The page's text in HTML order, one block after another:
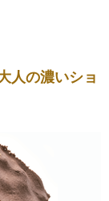
人の濃いショ